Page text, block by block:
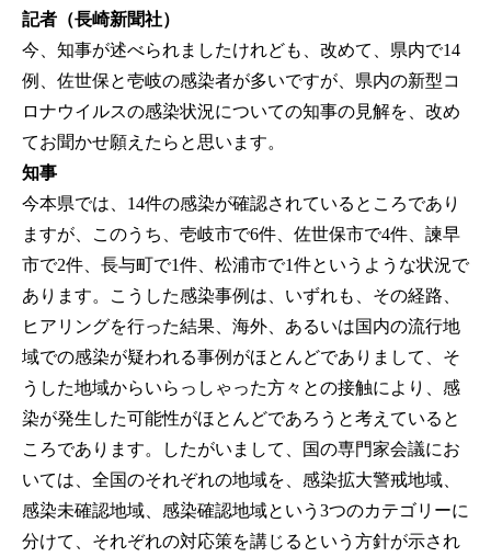
記者（長崎新聞社）
今、知事が述べられましたけれども、改めて、県内で14
例、佐世保と壱岐の感染者が多いですが、県内の新型コ
ロナウイルスの感染状況についての知事の見解を、改め
てお聞かせ願えたらと思います。
知事
今本県では、14件の感染が確認されているところであり
ますが、このうち、壱岐市で6件、佐世保市で4件、諫早
市で2件、長与町で1件、松浦市で1件というような状況で
あります。こうした感染事例は、いずれも、その経路、
ヒアリングを行った結果、海外、あるいは国内の流行地
域での感染が疑われる事例がほとんどでありまして、そ
うした地域からいらっしゃった方々との接触により、感
染が発生した可能性がほとんどであろうと考えていると
ころであります。したがいまして、国の専門家会議にお
いては、全国のそれぞれの地域を、感染拡大警戒地域、
感染未確認地域、感染確認地域という3つのカテゴリーに
分けて、それぞれの対応策を講じるという方針が示され